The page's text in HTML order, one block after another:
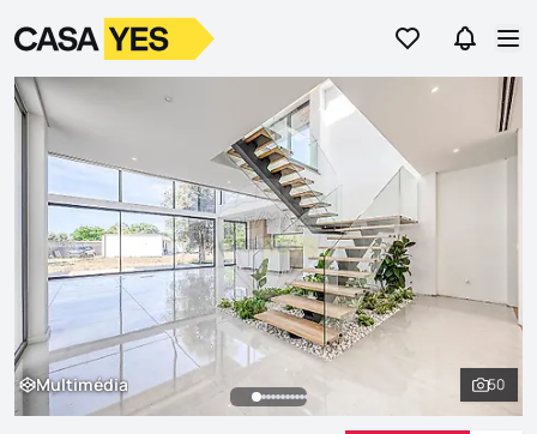
Ir para osIr para
LogoIr para a homepage
Multimédia
Multimédia Ver
50